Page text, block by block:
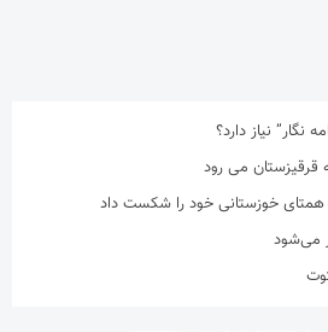
نگار” نیاز دارد؟
قرقیزستان می رود
همتای خوزستانی خود را شکست داد
می‌شود